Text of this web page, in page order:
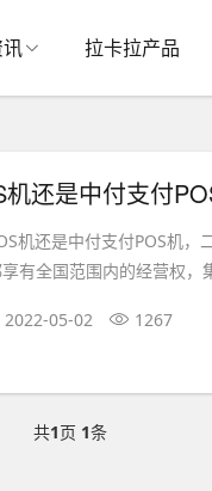
拉卡拉产品
还是中付支付
机还是中付支付POS机
有全国范围内的经营权，
2022-05-02 1267
共1页 1条